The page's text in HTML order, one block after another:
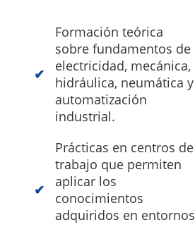
Formación teórica
sobre fundamentos de
electricidad, mecánica,
hidráulica, neumática y
automatización
industrial.
Prácticas en centros de
trabajo que permiten
aplicar los
conocimientos
adquiridos en entornos